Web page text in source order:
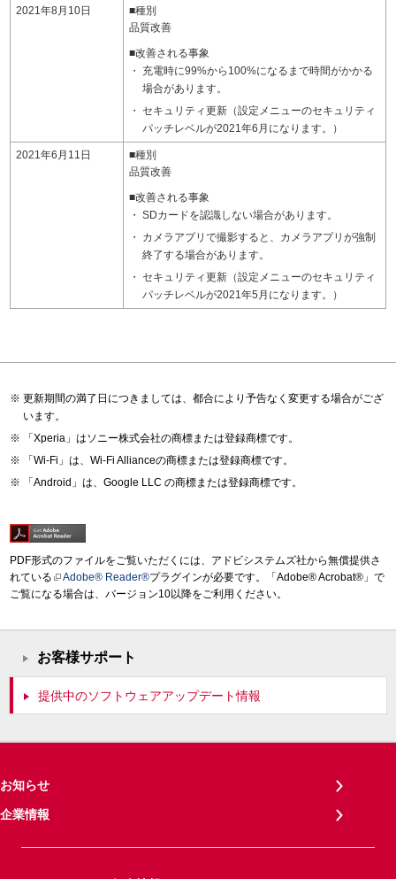
2021年8月10日
■種別
品質改善
■改善される事象
充電時に99%から100%になるまで時間がかかる
場合があります。
セキュリティ更新（設定メニューのセキュリティ
パッチレベルが2021年6月になります。）
2021年6月11日
■種別
品質改善
■改善される事象
SDカードを認識しない場合があります。
カメラアプリで撮影すると、カメラアプリが強制
終了する場合があります。
セキュリティ更新（設定メニューのセキュリティ
パッチレベルが2021年5月になります。）
更新期間の満了日につきましては、都合により予告なく変更する場合がござ
います。
「Xperia」はソニー株式会社の商標または登録商標です。
「Wi-Fi」は、Wi-Fi Allianceの商標または登録商標です。
「Android」は、Google LLC の商標または登録商標です。
PDF形式のファイルをご覧いただくには、アドビシステムズ社から無償提供さ
れている
Adobe® Reader®プラグインが必要です。「Adobe® Acrobat®」で
ご覧になる場合は、バージョン10以降をご利用ください。
お客様サポート
提供中のソフトウェアアップデート情報
お知らせ
企業情報